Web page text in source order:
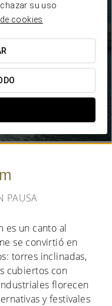
su uso
cookies
PAUSA
es un canto al
se convirtió en
torres inclinadas,
cubiertos con
florecen
y festivales